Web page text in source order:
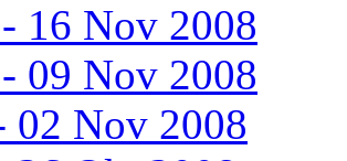
16 Nov 2008
09 Nov 2008
02 Nov 2008